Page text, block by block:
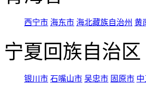
西宁市 海东市 海北藏族自治州 黄
宁夏回族自治区
银川市 石嘴山市 吴忠市 固原市